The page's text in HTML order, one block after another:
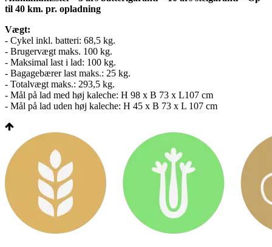
til 40 km. pr. opladning
Vægt:
- Cykel inkl. batteri: 68,5 kg.
- Brugervægt maks. 100 kg.
- Maksimal last i lad: 100 kg.
- Bagagebærer last maks.: 25 kg.
- Totalvægt maks.: 293,5 kg.
- Mål på lad med høj kaleche: H 98 x B 73 x L107 cm
- Mål på lad uden høj kaleche: H 45 x B 73 x L 107 cm